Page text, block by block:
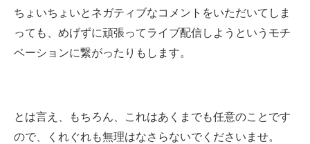
ちょいちょいとネガティブなコメントをいただいてしま
っても、めげずに頑張ってライブ配信しようというモチ
ベーションに繋がったりもします。
とは言え、もちろん、これはあくまでも任意のことです
ので、くれぐれも無理はなさらないでくださいませ。